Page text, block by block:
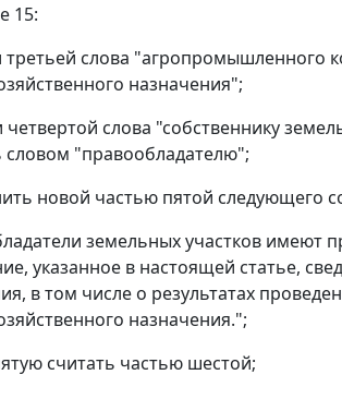
15:
третьей слова "агропромышленного
назначения";
четвертой слова "собственнику
словом "правообладателю";
новой частью пятой следующего
земельных участков имеют
указанное в настоящей статье,
в том числе о результатах
назначения.";
считать частью шестой;